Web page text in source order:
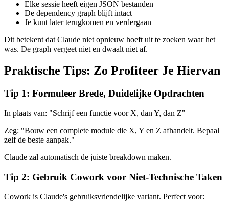
Elke sessie heeft eigen JSON bestanden
De dependency graph blijft intact
Je kunt later terugkomen en verdergaan
Dit betekent dat Claude niet opnieuw hoeft uit te zoeken waar het
was. De graph vergeet niet en dwaalt niet af.
Praktische Tips: Zo Profiteer Je Hiervan
Tip 1: Formuleer Brede, Duidelijke Opdrachten
In plaats van: "Schrijf een functie voor X, dan Y, dan Z"
Zeg: "Bouw een complete module die X, Y en Z afhandelt. Bepaal
zelf de beste aanpak."
Claude zal automatisch de juiste breakdown maken.
Tip 2: Gebruik Cowork voor Niet-Technische Taken
Cowork is Claude's gebruiksvriendelijke variant. Perfect voor: